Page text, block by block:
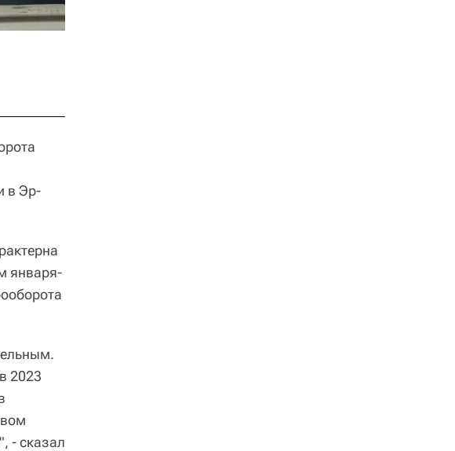
в Эр-
января-
2023
- сказал